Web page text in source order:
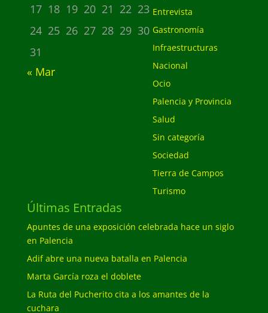
17 18 19 20 21 22 23
24 25 26 27 28 29 30
31
« Mar
Entrevista
Gastronomía
Infraestructuras
Nacional
Ocio
Palencia y Provincia
Salud
Sin categoría
Sociedad
Tierra de Campos
Turismo
Últimas Entradas
Apuntes de una exposición celebrada hace un siglo
en Palencia
Adif abre una nueva batalla en Palencia
Marta García roza el doblete
La Ruta del Pucherito cita a los amantes de la
cuchara